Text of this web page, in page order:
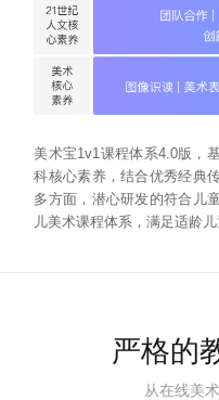
美术宝1v1课程体系4.0版，
科核心素养，结合优秀经典
多方面，潜心研发的符合儿
儿美术课程体系，满足适龄
严格的
从在线美